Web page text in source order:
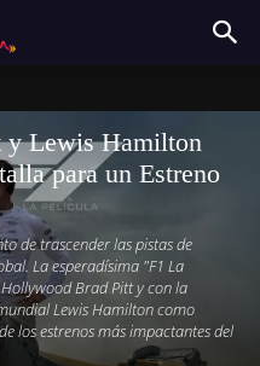
y Lewis Hamilton
para un Estreno
de trascender las pistas de
La esperadísima "F1 La
Brad Pitt y con la
Lewis Hamilton como
los estrenos más impactantes del